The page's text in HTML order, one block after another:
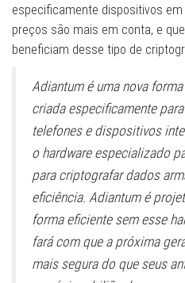
especificamente dispositivos
preços são mais em conta, e
beneficiam desse tipo de
Adiantum é uma nova
criada especificamente
telefones e dispositivos
o hardware especializado
para criptografar dados
eficiência. Adiantum é
forma eficiente sem esse
fará com que a próxima
mais segura do que seus